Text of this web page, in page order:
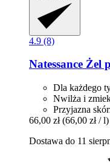
4.9 (8)
Natessance Żel
Dla każdego
Nwilża i
Przyjazna
66,00 zł (66,00 zł / l)
Dostawa do 11